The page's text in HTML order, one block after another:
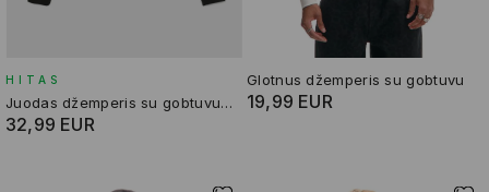
HITAS
Juodas džemperis su gobtuvu ir piešiniu
32,99 EUR
Glotnus džemperis su gobtuvu
19,99 EUR